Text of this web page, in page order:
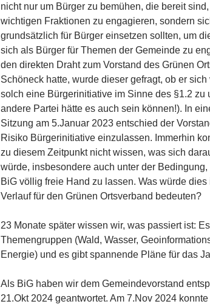
nicht nur um Bürger zu bemühen, die bereit
wichtigen Fraktionen zu engagieren, sondern
grundsätzlich für Bürger einsetzen sollten, um
sich als Bürger für Themen der Gemeinde zu
den direkten Draht zum Vorstand des Grünen
Schöneck hatte, wurde dieser gefragt, ob er
solch eine Bürgerinitiative im Sinne des §1.2 zu
andere Partei hätte es auch sein können!). In
Sitzung am 5.Januar 2023 entschied der
Risiko Bürgerinitiative einzulassen. Immerhin
zu diesem Zeitpunkt nicht wissen, was sich
würde, insbesondere auch unter der
BiG völlig freie Hand zu lassen. Was würde dies
Verlauf für den Grünen Ortsverband bedeuten?
23 Monate später wissen wir, was passiert ist:
Themengruppen (Wald, Wasser,
Energie) und es gibt spannende Pläne für das
Als BiG haben wir dem Gemeindevorstand
21.Okt 2024 geantwortet. Am 7.Nov 2024